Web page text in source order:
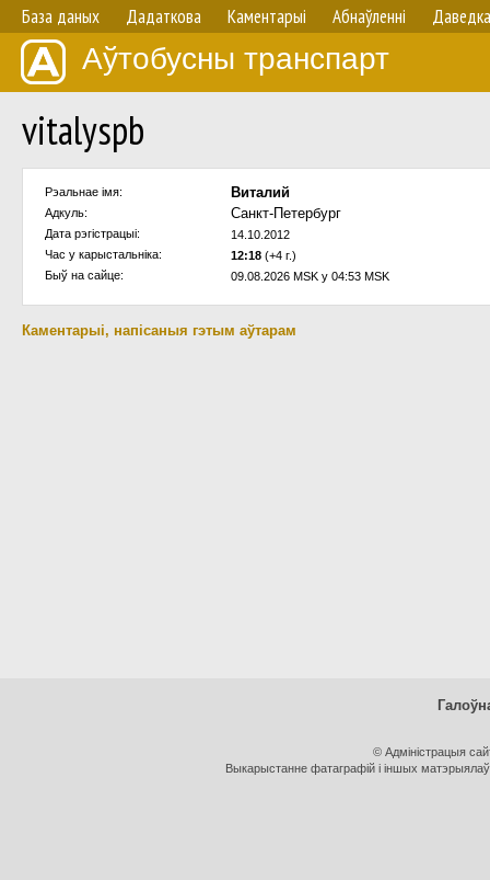
База даных Дадаткова Каментарыі Абнаўленнi Даведка
Аўтобусны транспарт
vitalyspb
Рэальнае імя: Виталий
Адкуль: Санкт-Петербург
Дата рэгістрацыі:
14.10.2012
Час у карыстальнiка:
12:18 (+4 г.)
Быў на сайце:
09.08.2026 MSK у 04:53 MSK
Каментарыі, напісаныя гэтым аўтарам
© Адміністрацыя
Выкарыстанне фатаграфій і іншых